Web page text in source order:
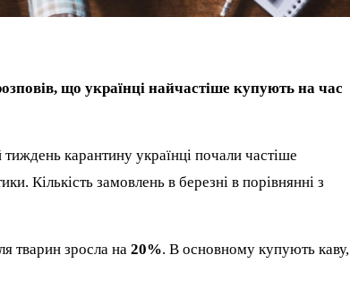
що українці найчастіше купують на час
карантину українці почали частіше
Кількість замовлень в березні в порівнянні з
тварин зросла на20%. В основному купують каву,